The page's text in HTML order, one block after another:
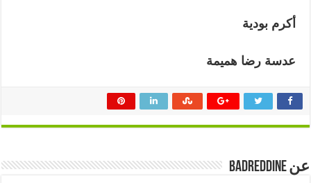
أكرم بودية
عدسة رضا هميمة
عن badreddine